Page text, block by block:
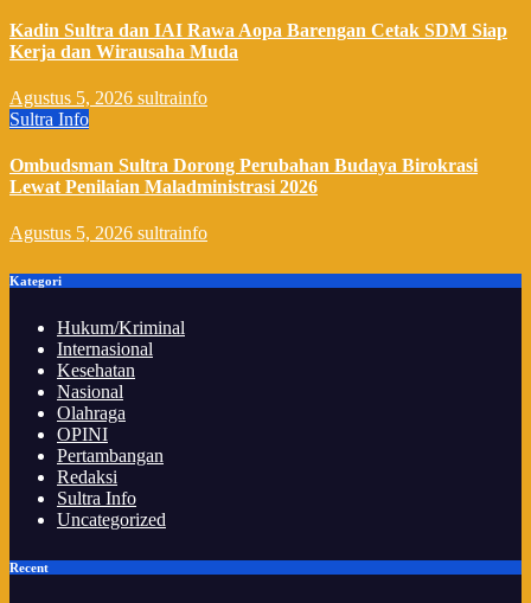
Kadin Sultra dan IAI Rawa Aopa Barengan Cetak SDM Siap
Kerja dan Wirausaha Muda
Agustus 5, 2026 sultrainfo
Sultra Info
Ombudsman Sultra Dorong Perubahan Budaya Birokrasi
Lewat Penilaian Maladministrasi 2026
Agustus 5, 2026 sultrainfo
Kategori
Hukum/Kriminal
Internasional
Kesehatan
Nasional
Olahraga
OPINI
Pertambangan
Redaksi
Sultra Info
Uncategorized
Recent